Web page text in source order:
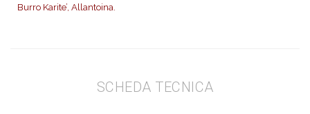
Burro Karite’, Allantoina.
SCHEDA TECNICA